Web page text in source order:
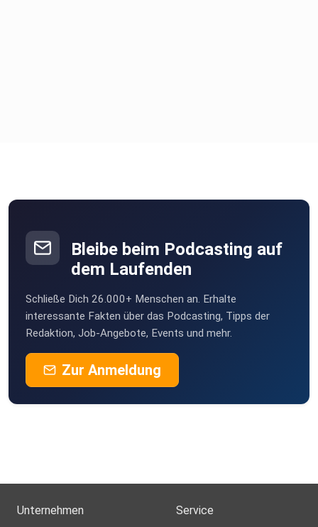
Bleibe beim Podcasting auf
dem Laufenden
Schließe Dich 26.000+ Menschen an. Erhalte
interessante Fakten über das Podcasting, Tipps der
Redaktion, Job-Angebote, Events und mehr.
Zur Anmeldung
Unternehmen Service